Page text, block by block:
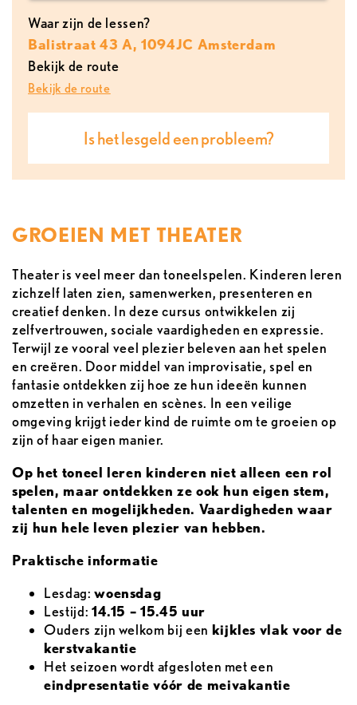
GROEIEN MET THEATER
Theater is veel meer dan toneelspelen. Kinderen leren
zichzelf laten zien, samenwerken, presenteren en
creatief denken. In deze cursus ontwikkelen zij
zelfvertrouwen, sociale vaardigheden en expressie.
Terwijl ze vooral veel plezier beleven aan het spelen
en creëren. Door middel van improvisatie, spel en
fantasie ontdekken zij hoe ze hun ideeën kunnen
omzetten in verhalen en scènes. In een veilige
omgeving krijgt ieder kind de ruimte om te groeien op
zijn of haar eigen manier.
Op het toneel leren kinderen niet alleen een rol
spelen, maar ontdekken ze ook hun eigen stem,
talenten en mogelijkheden. Vaardigheden waar
zij hun hele leven plezier van hebben.
Praktische informatie
Lesdag:woensdag
Lestijd: 14.15 – 15.45 uur
Ouders zijn welkom bij een kijkles vlak voor de
kerstvakantie
Het seizoen wordt afgesloten met een
eindpresentatie vóór de meivakantie
Waar zijn de lessen?
Balistraat 43 A, 1094JC Amsterdam
Bekijk de route
Bekijk de route
Is het lesgeld een probleem?